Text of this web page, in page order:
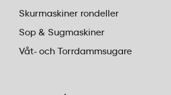
Skurmaskiner rondeller
Sop & Sugmaskiner
Våt- och Torrdammsugare